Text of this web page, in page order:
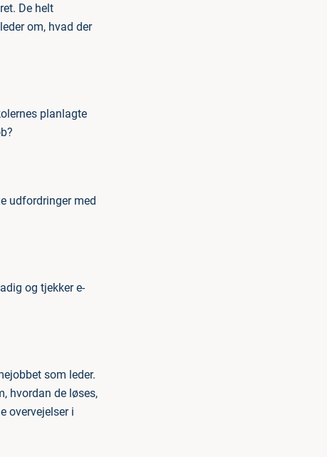
De helt
om, hvad der
planlagte
udfordringer med
og tjekker e-
som leder.
hvordan de løses,
overvejelser i